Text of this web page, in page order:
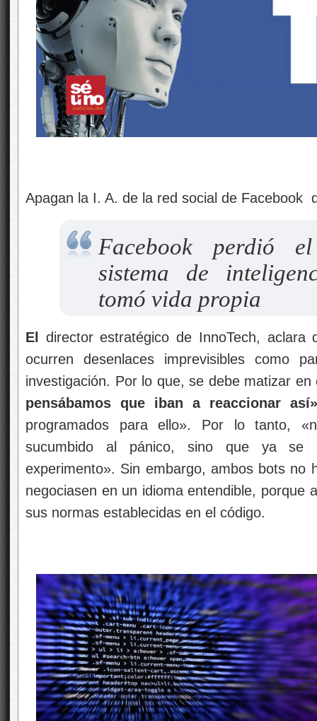
Apagan la I. A. de la red social de Facebook
Facebook perdió
sistema de
tomó vida propia
El director estratégico de InnoTech,
ocurren desenlaces imprevisibles como
investigación. Por lo que, se debe matizar
pensábamos que iban a reaccionar así»
programados para ello». Por lo tanto,
sucumbido al pánico, sino que ya se
experimento». Sin embargo, ambos bots no
negociasen en un idioma entendible, porque
sus normas establecidas en el código.